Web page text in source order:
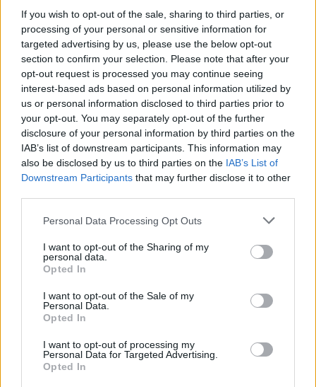
If you wish to opt-out of the sale, sharing to third parties, or
processing of your personal or sensitive information for
targeted advertising by us, please use the below opt-out
section to confirm your selection. Please note that after your
opt-out request is processed you may continue seeing
interest-based ads based on personal information utilized by
us or personal information disclosed to third parties prior to
your opt-out. You may separately opt-out of the further
disclosure of your personal information by third parties on the
IAB’s list of downstream participants. This information may
also be disclosed by us to third parties on the IAB’s List of
Downstream Participants that may further disclose it to other
Personal Data Processing Opt Outs
I want to opt-out of the Sharing of my
personal data.
Opted In
I want to opt-out of the Sale of my
Personal Data.
Opted In
I want to opt-out of processing my
Personal Data for Targeted Advertising.
Opted In
S
A L
A
Antiga abreviação de teclar:
T
C
Emprego, utilização:
U
S
O
Sinônimo de gaivotas, do tupi:
T U
M
Sobremesa italiana de mascarpone e café
I R A
Tipo de presunto como o serrano ou o pata negra :